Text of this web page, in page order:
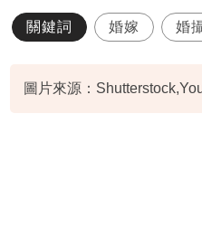
關鍵詞 婚嫁 婚
圖片來源：